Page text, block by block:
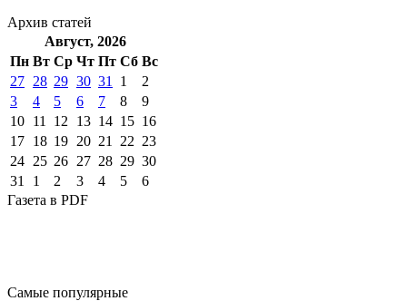
Архив статей
Август, 2026
Пн Вт Ср Чт Пт Cб Вс
27 28 29 30 31 1
2
3
4 5 6 7 8
9
10 11 12 13 14 15 16
17 18 19 20 21 22 23
24 25 26 27 28 29 30
31
1 2 3 4 5
6
Газета в PDF
Самые популярные